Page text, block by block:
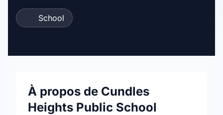
School
À propos de Cundles
Heights Public School